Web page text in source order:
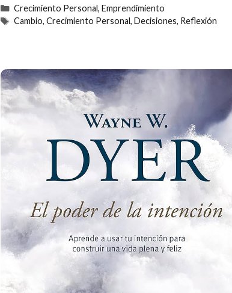
Categorías
Crecimiento Personal, Emprendimiento
Etiquetas
Cambio, Crecimiento Personal, Decisiones, Reflexión